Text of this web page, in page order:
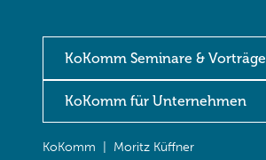
KoKomm Seminare & Vorträge
KoKomm für Unternehmen
KoKomm | Moritz Küffner